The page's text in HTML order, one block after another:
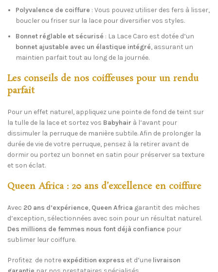
Polyvalence de coiffure : Vous pouvez utiliser des fers à lisser,
boucler ou friser sur la lace pour diversifier vos styles.
Bonnet réglable et sécurisé : La Lace Caro est dotée d’un
bonnet ajustable avec un élastique intégré, assurant un
maintien parfait tout au long de la journée.
Les conseils de nos coiffeuses pour un rendu
parfait
Pour un effet naturel, appliquez une pointe de fond de teint sur
la tulle de la lace et sortez vos Babyhair à l’avant pour
dissimuler la perruque de manière subtile. Afin de prolonger la
durée de vie de votre perruque, pensez à la retirer avant de
dormir ou portez un bonnet en satin pour préserver sa texture
et son éclat.
Queen Africa : 20 ans d’excellence en coiffure
Avec 20 ans d’expérience, Queen Africa garantit des mèches
d’exception, sélectionnées avec soin pour un résultat naturel.
Des millions de femmes nous font déjà confiance pour
sublimer leur coiffure.
Profitez de notre expédition express et d’une livraison